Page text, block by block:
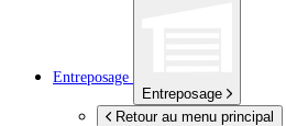
Entreposage
Entreposage
Retour au menu principal